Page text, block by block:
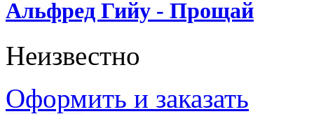
Альфред Гийу - Прощай
Неизвестно
Оформить и заказать